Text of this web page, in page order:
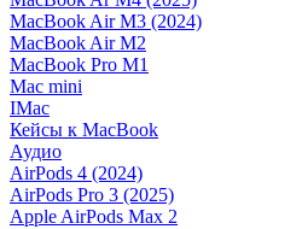
MacBook Air M3 (2024)
MacBook Air M2
MacBook Pro M1
Mac mini
IMac
Кейсы к MacBook
Аудио
AirPods 4 (2024)
AirPods Pro 3 (2025)
Apple AirPods Max 2